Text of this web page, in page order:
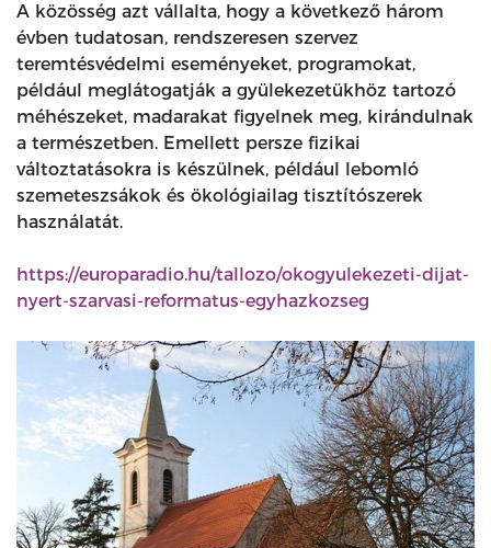
A közösség azt vállalta, hogy a következő három
évben tudatosan, rendszeresen szervez
teremtésvédelmi eseményeket, programokat,
például meglátogatják a gyülekezetükhöz tartozó
méhészeket, madarakat figyelnek meg, kirándulnak
a természetben. Emellett persze fizikai
változtatásokra is készülnek, például lebomló
szemeteszsákok és ökológiailag tisztítószerek
használatát.
https://europaradio.hu/tallozo/okogyulekezeti-dijat-
nyert-szarvasi-reformatus-egyhazkozseg